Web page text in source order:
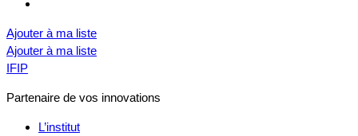
Ajouter à ma liste
Ajouter à ma liste
IFIP
Partenaire de vos innovations
L’institut